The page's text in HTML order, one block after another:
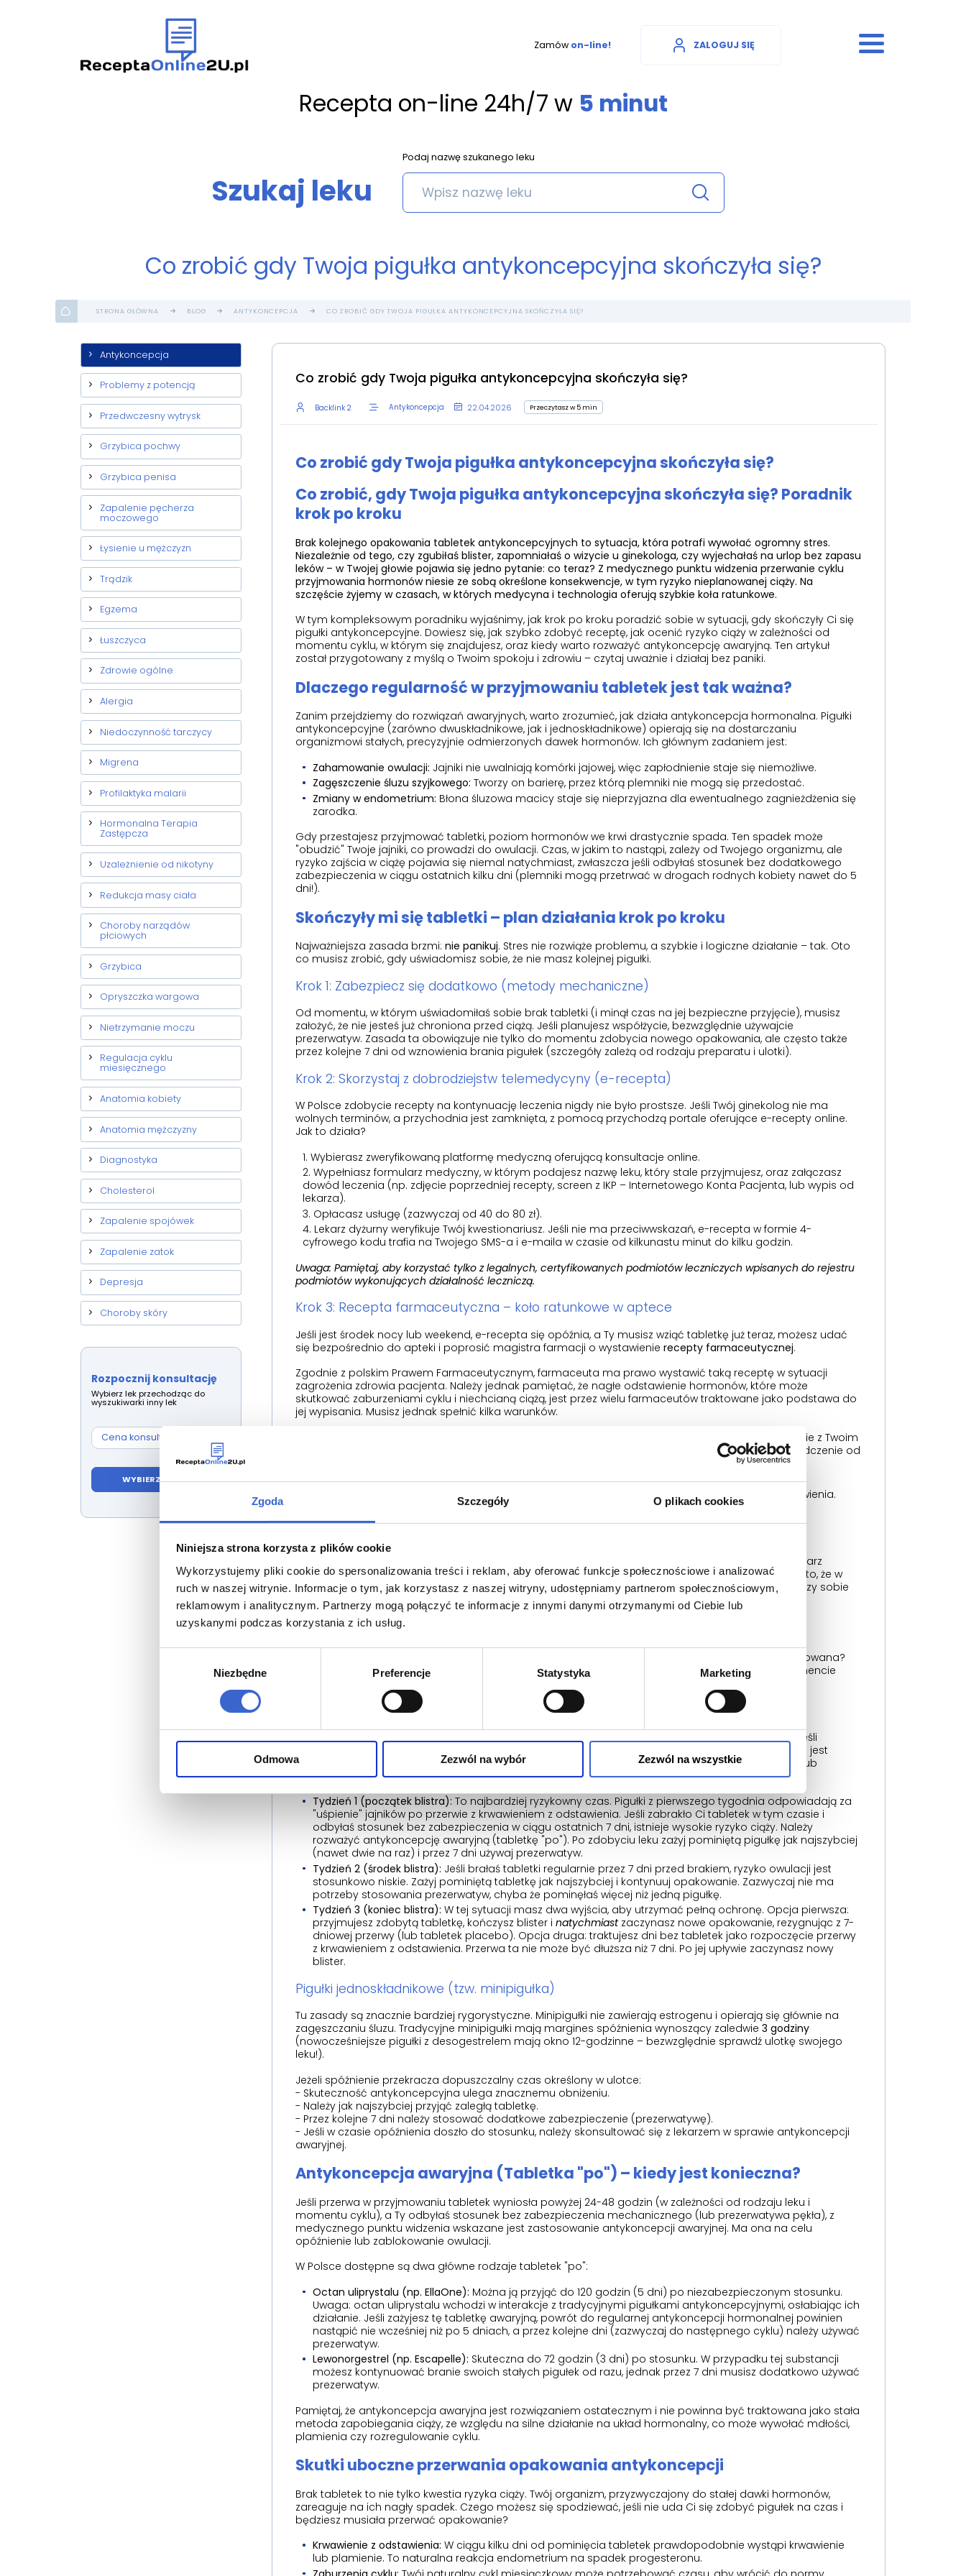
Zgoda Szczegóły O plikach cookies
Niniejsza strona korzysta z plików cookie
Wykorzystujemy pliki cookie do spersonalizowania treści i reklam, aby oferować funkcje społecznościowe i analizować
ruch w naszej witrynie. Informacje o tym, jak korzystasz z naszej witryny, udostępniamy partnerom społecznościowym,
reklamowym i analitycznym. Partnerzy mogą połączyć te informacje z innymi danymi otrzymanymi od Ciebie lub
uzyskanymi podczas korzystania z ich usług.
Niezbędne Preferencje Statystyka Marketing
Odmowa Zezwól na wybór Zezwól na wszystkie
Zamów on-line! ZALOGUJ SIĘ
Recepta on-line 24h/7 w 5 minut
Szukaj leku
Podaj nazwę szukanego leku
Co zrobić gdy Twoja pigułka antykoncepcyjna skończyła się?
STRONA GŁÓWNA BLOG ANTYKONCEPCJA CO ZROBIĆ GDY TWOJA PIGUŁKA ANTYKONCEPCYJNA SKOŃCZYŁA SIĘ?
Antykoncepcja
Problemy z potencją
Przedwczesny wytrysk
Grzybica pochwy
Grzybica penisa
Zapalenie pęcherza
moczowego
Łysienie u mężczyzn
Trądzik
Egzema
Łuszczyca
Zdrowie ogólne
Alergia
Niedoczynność tarczycy
Migrena
Profilaktyka malarii
Hormonalna Terapia
Zastępcza
Uzależnienie od nikotyny
Redukcja masy ciała
Choroby narządów
płciowych
Grzybica
Opryszczka wargowa
Nietrzymanie moczu
Regulacja cyklu
miesięcznego
Anatomia kobiety
Anatomia mężczyzny
Diagnostyka
Cholesterol
Zapalenie spojówek
Zapalenie zatok
Depresja
Choroby skóry
Rozpocznij konsultację
Wybierz lek przechodząc do
wyszukiwarki inny lek
Cena konsultacji:
WYBIERZ INNY LEK
Co zrobić gdy Twoja pigułka antykoncepcyjna skończyła się?
Backlink 2 Antykoncepcja 22.04.2026 Przeczytasz w 5 min
Co zrobić gdy Twoja pigułka antykoncepcyjna skończyła się?
Co zrobić, gdy Twoja pigułka antykoncepcyjna skończyła się? Poradnik
krok po kroku
Brak kolejnego opakowania tabletek antykoncepcyjnych to sytuacja, która potrafi wywołać ogromny stres.
Niezależnie od tego, czy zgubiłaś blister, zapomniałaś o wizycie u ginekologa, czy wyjechałaś na urlop bez zapasu
leków – w Twojej głowie pojawia się jedno pytanie: co teraz? Z medycznego punktu widzenia przerwanie cyklu
przyjmowania hormonów niesie ze sobą określone konsekwencje, w tym ryzyko nieplanowanej ciąży. Na
szczęście żyjemy w czasach, w których medycyna i technologia oferują szybkie koła ratunkowe.
W tym kompleksowym poradniku wyjaśnimy, jak krok po kroku poradzić sobie w sytuacji, gdy skończyły Ci się
pigułki antykoncepcyjne. Dowiesz się, jak szybko zdobyć receptę, jak ocenić ryzyko ciąży w zależności od
momentu cyklu, w którym się znajdujesz, oraz kiedy warto rozważyć antykoncepcję awaryjną. Ten artykuł
został przygotowany z myślą o Twoim spokoju i zdrowiu – czytaj uważnie i działaj bez paniki.
Dlaczego regularność w przyjmowaniu tabletek jest tak ważna?
Zanim przejdziemy do rozwiązań awaryjnych, warto zrozumieć, jak działa antykoncepcja hormonalna. Pigułki
antykoncepcyjne (zarówno dwuskładnikowe, jak i jednoskładnikowe) opierają się na dostarczaniu
organizmowi stałych, precyzyjnie odmierzonych dawek hormonów. Ich głównym zadaniem jest:
Zahamowanie owulacji: Jajniki nie uwalniają komórki jajowej, więc zapłodnienie staje się niemożliwe.
Zagęszczenie śluzu szyjkowego: Tworzy on barierę, przez którą plemniki nie mogą się przedostać.
Zmiany w endometrium: Błona śluzowa macicy staje się nieprzyjazna dla ewentualnego zagnieżdżenia się
zarodka.
Gdy przestajesz przyjmować tabletki, poziom hormonów we krwi drastycznie spada. Ten spadek może
"obudzić" Twoje jajniki, co prowadzi do owulacji. Czas, w jakim to nastąpi, zależy od Twojego organizmu, ale
ryzyko zajścia w ciążę pojawia się niemal natychmiast, zwłaszcza jeśli odbyłaś stosunek bez dodatkowego
zabezpieczenia w ciągu ostatnich kilku dni (plemniki mogą przetrwać w drogach rodnych kobiety nawet do 5
dni!).
Skończyły mi się tabletki – plan działania krok po kroku
Najważniejsza zasada brzmi: nie panikuj. Stres nie rozwiąże problemu, a szybkie i logiczne działanie – tak. Oto
co musisz zrobić, gdy uświadomisz sobie, że nie masz kolejnej pigułki.
Krok 1: Zabezpiecz się dodatkowo (metody mechaniczne)
Od momentu, w którym uświadomiłaś sobie brak tabletki (i minął czas na jej bezpieczne przyjęcie), musisz
założyć, że nie jesteś już chroniona przed ciążą. Jeśli planujesz współżycie, bezwzględnie używajcie
prezerwatyw. Zasada ta obowiązuje nie tylko do momentu zdobycia nowego opakowania, ale często także
przez kolejne 7 dni od wznowienia brania pigułek (szczegóły zależą od rodzaju preparatu i ulotki).
Krok 2: Skorzystaj z dobrodziejstw telemedycyny (e-recepta)
W Polsce zdobycie recepty na kontynuację leczenia nigdy nie było prostsze. Jeśli Twój ginekolog nie ma
wolnych terminów, a przychodnia jest zamknięta, z pomocą przychodzą portale oferujące e-recepty online.
Jak to działa?
Wybierasz zweryfikowaną platformę medyczną oferującą konsultacje online.
Wypełniasz formularz medyczny, w którym podajesz nazwę leku, który stale przyjmujesz, oraz załączasz
dowód leczenia (np. zdjęcie poprzedniej recepty, screen z IKP – Internetowego Konta Pacjenta, lub wypis od
lekarza).
Opłacasz usługę (zazwyczaj od 40 do 80 zł).
Lekarz dyżurny weryfikuje Twój kwestionariusz. Jeśli nie ma przeciwwskazań, e-recepta w formie 4-
cyfrowego kodu trafia na Twojego SMS-a i e-maila w czasie od kilkunastu minut do kilku godzin.
Uwaga: Pamiętaj, aby korzystać tylko z legalnych, certyfikowanych podmiotów leczniczych wpisanych do rejestru
podmiotów wykonujących działalność leczniczą.
Krok 3: Recepta farmaceutyczna – koło ratunkowe w aptece
Jeśli jest środek nocy lub weekend, e-recepta się opóźnia, a Ty musisz wziąć tabletkę już teraz, możesz udać
się bezpośrednio do apteki i poprosić magistra farmacji o wystawienie recepty farmaceutycznej.
Zgodnie z polskim Prawem Farmaceutycznym, farmaceuta ma prawo wystawić taką receptę w sytuacji
zagrożenia zdrowia pacjenta. Należy jednak pamiętać, że nagłe odstawienie hormonów, które może
skutkować zaburzeniami cyklu i niechcianą ciążą, jest przez wielu farmaceutów traktowane jako podstawa do
jej wypisania. Musisz jednak spełnić kilka warunków:
Farmaceuta musi mieć pewność, że na stałe przyjmujesz dany lek. Najlepiej pokazać opakowanie z Twoim
nazwiskiem na naklejce aptecznej, historię e-recept w aplikacji mObywatel (lub IKP) albo zaświadczenie od
Recepta farmaceutyczna jest pełnopłatna (lek nie podlega refundacji).
Decyzja zależy od indywidualnej oceny farmaceuty – ma on prawo, ale nie obowiązek, jej wystawienia.
Zawsze podchodź do okienka kulturalnie i spokojnie wyjaśnij swoją sytuację.
Jeśli inne metody zawiodły, a sprawa dzieje się w weekend, możesz udać się do tzw. wieczorynki. Lekarz
dyżurujący może wypisać Ci receptę na kontynuację antykoncepcji. Bądź jednak przygotowana na to, że w
takich miejscach priorytetem są stany ostre, więc czas oczekiwania może być długi. Zawsze miej przy sobie
dowód potwierdzający, że przyjmujesz dany preparat.
Pominięcie tabletki a ryzyko ciąży – ocena sytuacji
Kiedy udało Ci się zdobyć tabletki, pojawia się pytanie: czy ochrona antykoncepcyjna została zachowana?
Wszystko zależy od tego, jak duże jest opóźnienie, jakiego rodzaju tabletki stosujesz i w którym momencie
Pigułki dwuskładnikowe (estrogenowo-progestagenowe)
. Jeśli
przyjęłaś spóźnioną tabletkę przed upływem 12 godzin od stałej pory, skuteczność antykoncepcyjna jest
zachowana. Nie musisz stosować dodatkowych metod. Jeśli opóźnienie jest większe niż 12 godzin (lub
całkowicie pominęłaś 1 lub więcej dni), ryzyko zależy od tygodnia z blistra:
Tydzień 1 (początek blistra): To najbardziej ryzykowny czas. Pigułki z pierwszego tygodnia odpowiadają za
"uśpienie" jajników po przerwie z krwawieniem z odstawienia. Jeśli zabrakło Ci tabletek w tym czasie i
odbyłaś stosunek bez zabezpieczenia w ciągu ostatnich 7 dni, istnieje wysokie ryzyko ciąży. Należy
rozważyć antykoncepcję awaryjną (tabletkę "po"). Po zdobyciu leku zażyj pominiętą pigułkę jak najszybciej
(nawet dwie na raz) i przez 7 dni używaj prezerwatyw.
Tydzień 2 (środek blistra): Jeśli brałaś tabletki regularnie przez 7 dni przed brakiem, ryzyko owulacji jest
stosunkowo niskie. Zażyj pominiętą tabletkę jak najszybciej i kontynuuj opakowanie. Zazwyczaj nie ma
potrzeby stosowania prezerwatyw, chyba że pominęłaś więcej niż jedną pigułkę.
Tydzień 3 (koniec blistra): W tej sytuacji masz dwa wyjścia, aby utrzymać pełną ochronę. Opcja pierwsza:
przyjmujesz zdobytą tabletkę, kończysz blister i natychmiastzaczynasz nowe opakowanie, rezygnując z 7-
dniowej przerwy (lub tabletek placebo). Opcja druga: traktujesz dni bez tabletek jako rozpoczęcie przerwy
z krwawieniem z odstawienia. Przerwa ta nie może być dłuższa niż 7 dni. Po jej upływie zaczynasz nowy
blister.
Pigułki jednoskładnikowe (tzw. minipigułka)
Tu zasady są znacznie bardziej rygorystyczne. Minipigułki nie zawierają estrogenu i opierają się głównie na
zagęszczaniu śluzu. Tradycyjne minipigułki mają margines spóźnienia wynoszący zaledwie 3 godziny
(nowocześniejsze pigułki z desogestrelem mają okno 12-godzinne – bezwzględnie sprawdź ulotkę swojego
leku!).
Jeżeli spóźnienie przekracza dopuszczalny czas określony w ulotce:
- Skuteczność antykoncepcyjna ulega znacznemu obniżeniu.
- Należy jak najszybciej przyjąć zaległą tabletkę.
- Przez kolejne 7 dni należy stosować dodatkowe zabezpieczenie (prezerwatywę).
- Jeśli w czasie opóźnienia doszło do stosunku, należy skonsultować się z lekarzem w sprawie antykoncepcji
awaryjnej.
Antykoncepcja awaryjna (Tabletka "po") – kiedy jest konieczna?
Jeśli przerwa w przyjmowaniu tabletek wyniosła powyżej 24-48 godzin (w zależności od rodzaju leku i
momentu cyklu), a Ty odbyłaś stosunek bez zabezpieczenia mechanicznego (lub prezerwatywa pękła), z
medycznego punktu widzenia wskazane jest zastosowanie antykoncepcji awaryjnej. Ma ona na celu
opóźnienie lub zablokowanie owulacji.
W Polsce dostępne są dwa główne rodzaje tabletek "po":
Octan uliprystalu (np. EllaOne): Można ją przyjąć do 120 godzin (5 dni) po niezabezpieczonym stosunku.
Uwaga: octan uliprystalu wchodzi w interakcje z tradycyjnymi pigułkami antykoncepcyjnymi, osłabiając ich
działanie. Jeśli zażyjesz tę tabletkę awaryjną, powrót do regularnej antykoncepcji hormonalnej powinien
nastąpić nie wcześniej niż po 5 dniach, a przez kolejne dni (zazwyczaj do następnego cyklu) należy używać
prezerwatyw.
Lewonorgestrel (np. Escapelle): Skuteczna do 72 godzin (3 dni) po stosunku. W przypadku tej substancji
możesz kontynuować branie swoich stałych pigułek od razu, jednak przez 7 dni musisz dodatkowo używać
prezerwatyw.
Pamiętaj, że antykoncepcja awaryjna jest rozwiązaniem ostatecznym i nie powinna być traktowana jako stała
metoda zapobiegania ciąży, ze względu na silne działanie na układ hormonalny, co może wywołać mdłości,
plamienia czy rozregulowanie cyklu.
Skutki uboczne przerwania opakowania antykoncepcji
Brak tabletek to nie tylko kwestia ryzyka ciąży. Twój organizm, przyzwyczajony do stałej dawki hormonów,
zareaguje na ich nagły spadek. Czego możesz się spodziewać, jeśli nie uda Ci się zdobyć pigułek na czas i
będziesz musiała przerwać opakowanie?
Krwawienie z odstawienia: W ciągu kilku dni od pominięcia tabletek prawdopodobnie wystąpi krwawienie
lub plamienie. To naturalna reakcja endometrium na spadek progesteronu.